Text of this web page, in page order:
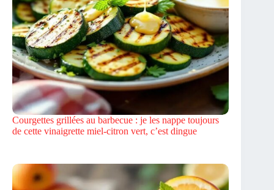
Courgettes grillées au barbecue : je les nappe toujours
de cette vinaigrette miel-citron vert, c’est dingue